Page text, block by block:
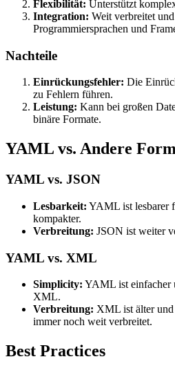
Flexibilität: Unterstützt
Integration: Weit verbreitet
Programmiersprachen und
Nachteile
Einrückungsfehler: Die
zu Fehlern führen.
Leistung: Kann bei großen
binäre Formate.
YAML vs. Andere
YAML vs. JSON
Lesbarkeit: YAML ist lesbarer
kompakter.
Verbreitung: JSON ist weiter
YAML vs. XML
Simplicity: YAML ist einfacher
XML.
Verbreitung: XML ist älter
immer noch weit verbreitet.
Best Practices